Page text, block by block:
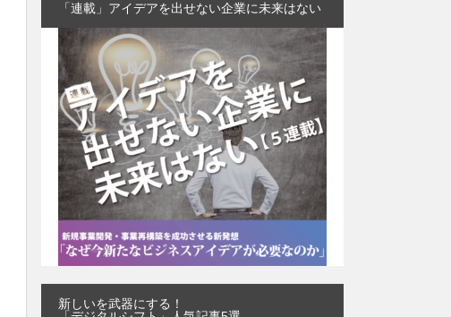
「連載」アイデアを出せない企業に未来はない
新しいを武器にする！